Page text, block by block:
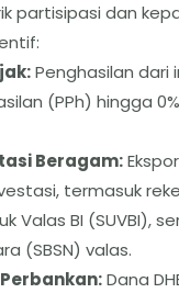
partisipasi dan
Penghasilan dari
(PPh) hingga
Beragam:
termasuk
Valas BI
(SBSN) valas.
Dana